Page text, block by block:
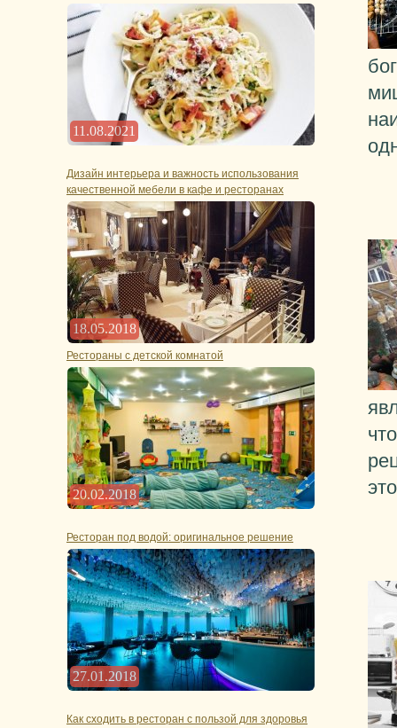
11.08.2021
Дизайн интерьера и важность использования
качественной мебели в кафе и ресторанах
18.05.2018
Рестораны с детской комнатой
20.02.2018
Ресторан под водой: оригинальное решение
27.01.2018
Как сходить в ресторан с пользой для здоровья